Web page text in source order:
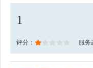
1
评分： 服务